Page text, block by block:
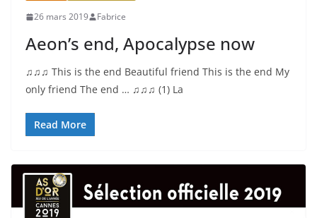
26 mars 2019 Fabrice
Aeon’s end, Apocalypse now
♫♫♫ This is the end Beautiful friend This is the end My
only friend The end … ♫♫♫ (1) La
Read More